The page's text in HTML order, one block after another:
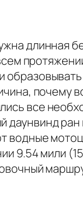
длинная
почему
все
даунвинд
водные
9.54 мили